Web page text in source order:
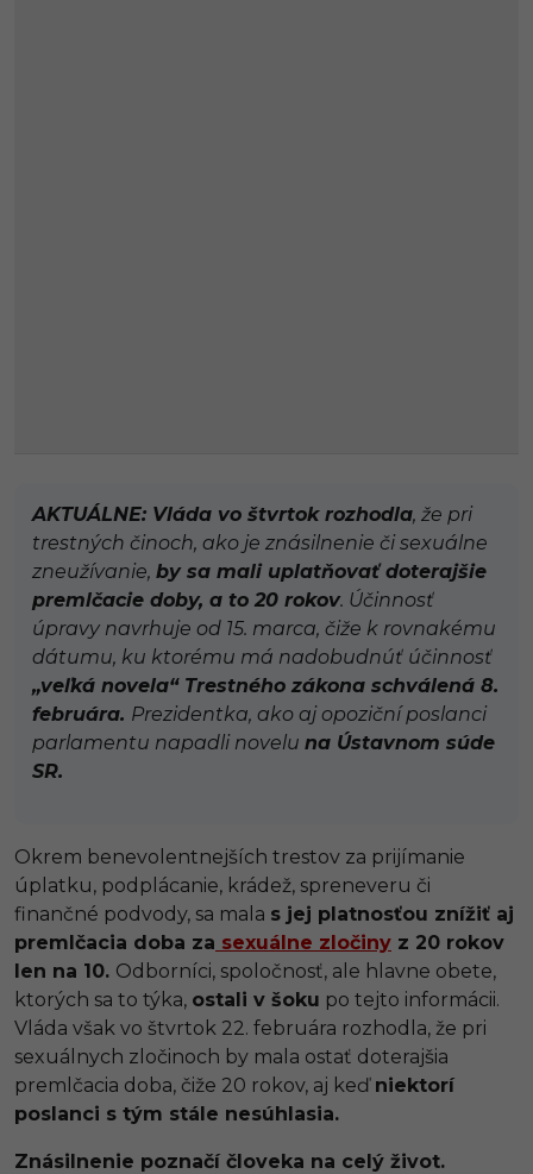
AKTUÁLNE: Vláda vo štvrtok rozhodla, že pri
trestných činoch, ako je znásilnenie či sexuálne
zneužívanie, by sa mali uplatňovať doterajšie
premlčacie doby, a to 20 rokov. Účinnosť
úpravy navrhuje od 15. marca, čiže k rovnakému
dátumu, ku ktorému má nadobudnúť účinnosť
„veľká novela“ Trestného zákona schválená 8.
februára. Prezidentka, ako aj opoziční poslanci
parlamentu napadli novelu na Ústavnom súde
SR.
Okrem benevolentnejších trestov za prijímanie
úplatku, podplácanie, krádež, spreneveru či
finančné podvody, sa mala s jej platnosťou znížiť aj
premlčacia doba za sexuálne zločiny z 20 rokov
len na 10. Odborníci, spoločnosť, ale hlavne obete,
ktorých sa to týka, ostali v šoku po tejto informácii.
Vláda však vo štvrtok 22. februára rozhodla, že pri
sexuálnych zločinoch by mala ostať doterajšia
premlčacia doba, čiže 20 rokov, aj keď niektorí
poslanci s tým stále nesúhlasia.
Znásilnenie poznačí človeka na celý život.